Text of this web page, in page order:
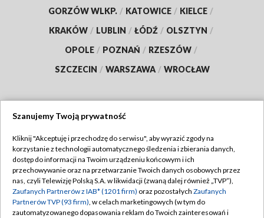
GORZÓW WLKP. / KATOWICE / KIELCE /
KRAKÓW / LUBLIN / ŁÓDŹ / OLSZTYN /
OPOLE / POZNAŃ / RZESZÓW /
SZCZECIN / WARSZAWA / WROCŁAW
TVP
Abonament TVP
Emisja w TVP
Centrum informacji TVP
Regulamin TVP
Polityka prywatności
Moje zgody
Szanujemy Twoją prywatność
Kliknij "Akceptuję i przechodzę do serwisu", aby wyrazić zgody na
korzystanie z technologii automatycznego śledzenia i zbierania danych,
dostęp do informacji na Twoim urządzeniu końcowym i ich
przechowywanie oraz na przetwarzanie Twoich danych osobowych przez
nas, czyli Telewizję Polską S.A. w likwidacji (zwaną dalej również „TVP”),
Zaufanych Partnerów z IAB* (1201 firm) oraz pozostałych Zaufanych
Partnerów TVP (93 firm), w celach marketingowych (w tym do
zautomatyzowanego dopasowania reklam do Twoich zainteresowań i